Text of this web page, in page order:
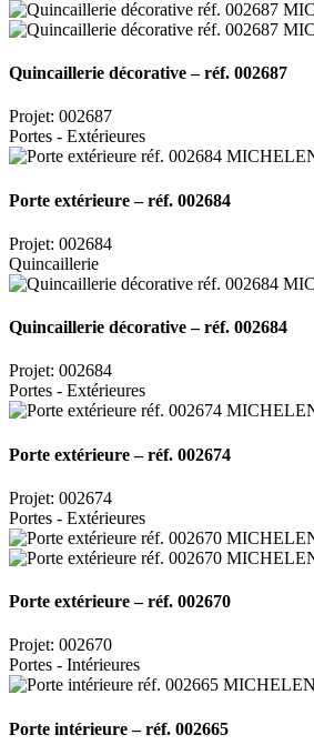
Quincaillerie décorative – réf. 002687
Projet: 002687
Portes - Extérieures
Porte extérieure – réf. 002684
Projet: 002684
Quincaillerie
Quincaillerie décorative – réf. 002684
Projet: 002684
Portes - Extérieures
Porte extérieure – réf. 002674
Projet: 002674
Portes - Extérieures
Porte extérieure – réf. 002670
Projet: 002670
Portes - Intérieures
Porte intérieure – réf. 002665